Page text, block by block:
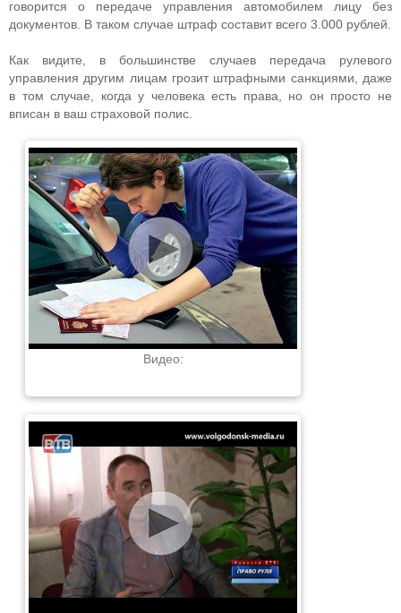
говорится о передаче управления автомобилем лицу без
документов. В таком случае штраф составит всего 3.000 рублей.
Как видите, в большинстве случаев передача рулевого
управления другим лицам грозит штрафными санкциями, даже
в том случае, когда у человека есть права, но он просто не
вписан в ваш страховой полис.
Видео: